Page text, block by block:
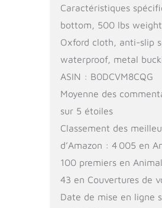
Caractéristiques
bottom, 500 lbs
Oxford cloth, anti-slip
waterproof, metal
ASIN : B0DCVM8CQG
Moyenne des
sur 5 étoiles
Classement des
d’Amazon : 4 005 en
100 premiers en
43 en Couvertures de
Date de mise en ligne